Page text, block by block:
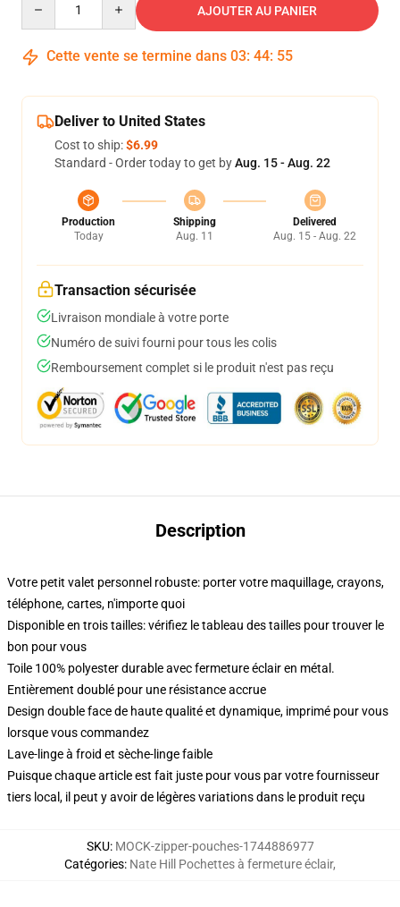
AJOUTER AU PANIER
Cette vente se termine dans 03: 44: 54
Deliver to United States
Cost to ship:$6.99
Standard - Order today to get byAug. 15 - Aug. 22
Production
Today
Shipping
Aug. 11
Delivered
Aug. 15 - Aug. 22
Transaction sécurisée
Livraison mondiale à votre porte
Numéro de suivi fourni pour tous les colis
Remboursement complet si le produit n'est pas reçu
Description
Votre petit valet personnel robuste: porter votre maquillage, crayons,
téléphone, cartes, n'importe quoi
Disponible en trois tailles: vérifiez le tableau des tailles pour trouver le
bon pour vous
Toile 100% polyester durable avec fermeture éclair en métal.
Entièrement doublé pour une résistance accrue
Design double face de haute qualité et dynamique, imprimé pour vous
lorsque vous commandez
Lave-linge à froid et sèche-linge faible
Puisque chaque article est fait juste pour vous par votre fournisseur
tiers local, il peut y avoir de légères variations dans le produit reçu
SKU: MOCK-zipper-pouches-1744886977
Catégories: Nate Hill Pochettes à fermeture éclair,